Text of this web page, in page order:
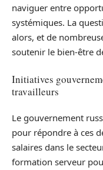
naviguer entre
systémiques. La
alors, et de
soutenir le bien-être
Initiatives
travailleurs
Le gouvernement
pour répondre à ces
salaires dans le
formation serveur